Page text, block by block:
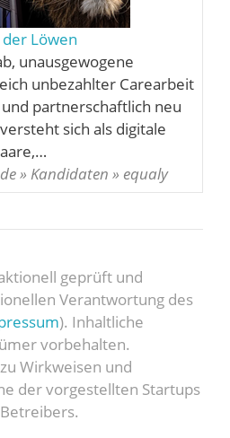
Löwen
unausgewogene
unbezahlter Carearbeit
partnerschaftlich neu
sich als digitale
» Kandidaten » equaly
geprüft und
Verantwortung des
). Inhaltliche
vorbehalten.
Wirkweisen und
der vorgestellten Startups